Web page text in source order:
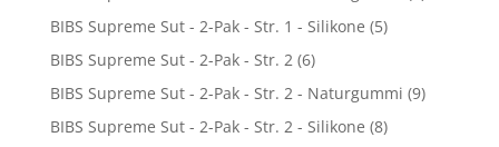
BIBS Supreme Sut - 2-Pak - Str. 1 - Silikone (5)
BIBS Supreme Sut - 2-Pak - Str. 2 (6)
BIBS Supreme Sut - 2-Pak - Str. 2 - Naturgummi (9)
BIBS Supreme Sut - 2-Pak - Str. 2 - Silikone (8)